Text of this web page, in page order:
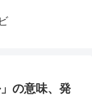
の意味、発